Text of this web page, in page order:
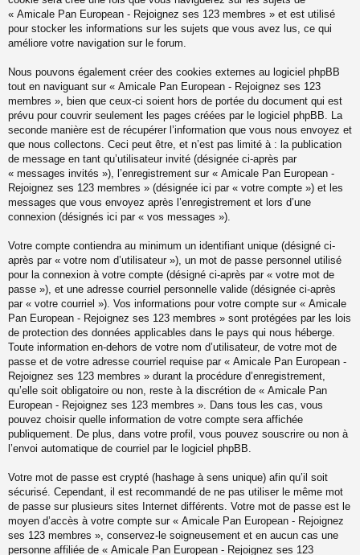
« Amicale Pan European - Rejoignez ses 123 membres » et est utilisé
pour stocker les informations sur les sujets que vous avez lus, ce qui
améliore votre navigation sur le forum.
Nous pouvons également créer des cookies externes au logiciel phpBB
tout en naviguant sur « Amicale Pan European - Rejoignez ses 123
membres », bien que ceux-ci soient hors de portée du document qui est
prévu pour couvrir seulement les pages créées par le logiciel phpBB. La
seconde manière est de récupérer l’information que vous nous envoyez et
que nous collectons. Ceci peut être, et n’est pas limité à : la publication
de message en tant qu’utilisateur invité (désignée ci-après par
« messages invités »), l’enregistrement sur « Amicale Pan European -
Rejoignez ses 123 membres » (désignée ici par « votre compte ») et les
messages que vous envoyez après l’enregistrement et lors d’une
connexion (désignés ici par « vos messages »).
Votre compte contiendra au minimum un identifiant unique (désigné ci-
après par « votre nom d’utilisateur »), un mot de passe personnel utilisé
pour la connexion à votre compte (désigné ci-après par « votre mot de
passe »), et une adresse courriel personnelle valide (désignée ci-après
par « votre courriel »). Vos informations pour votre compte sur « Amicale
Pan European - Rejoignez ses 123 membres » sont protégées par les lois
de protection des données applicables dans le pays qui nous héberge.
Toute information en-dehors de votre nom d’utilisateur, de votre mot de
passe et de votre adresse courriel requise par « Amicale Pan European -
Rejoignez ses 123 membres » durant la procédure d’enregistrement,
qu’elle soit obligatoire ou non, reste à la discrétion de « Amicale Pan
European - Rejoignez ses 123 membres ». Dans tous les cas, vous
pouvez choisir quelle information de votre compte sera affichée
publiquement. De plus, dans votre profil, vous pouvez souscrire ou non à
l’envoi automatique de courriel par le logiciel phpBB.
Votre mot de passe est crypté (hashage à sens unique) afin qu’il soit
sécurisé. Cependant, il est recommandé de ne pas utiliser le même mot
de passe sur plusieurs sites Internet différents. Votre mot de passe est le
moyen d’accès à votre compte sur « Amicale Pan European - Rejoignez
ses 123 membres », conservez-le soigneusement et en aucun cas une
personne affiliée de « Amicale Pan European - Rejoignez ses 123